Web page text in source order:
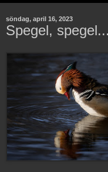
söndag, april 16, 2023
Spegel, spegel...